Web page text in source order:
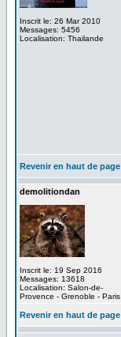
Inscrit le: 26 Mar 2010
Messages: 5456
Localisation: Thailande
Revenir en haut de page
demolitiondan
Inscrit le: 19 Sep 2016
Messages: 13618
Localisation: Salon-de-
Provence - Grenoble - Paris
Revenir en haut de page